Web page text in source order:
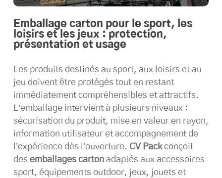
Emballage carton pour le sport, les
loisirs et les jeux : protection,
présentation et usage
Les produits destinés au sport, aux loisirs et au
jeu doivent être protégés tout en restant
immédiatement compréhensibles et attractifs.
L’emballage intervient à plusieurs niveaux :
sécurisation du produit, mise en valeur en rayon,
information utilisateur et accompagnement de
l’expérience dès l’ouverture. CV Packconçoit
des emballages cartonadaptés aux accessoires
sport, équipements outdoor, jeux, jouets et